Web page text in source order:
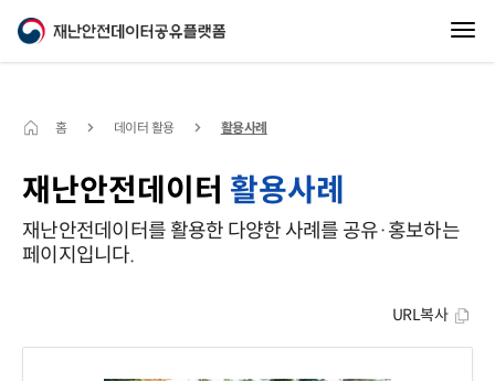
홈 데이터 활용 활용사례
재난안전데이터 활용사례
재난안전데이터를 활용한 다양한 사례를 공유·홍보하는
페이지입니다.
URL복사